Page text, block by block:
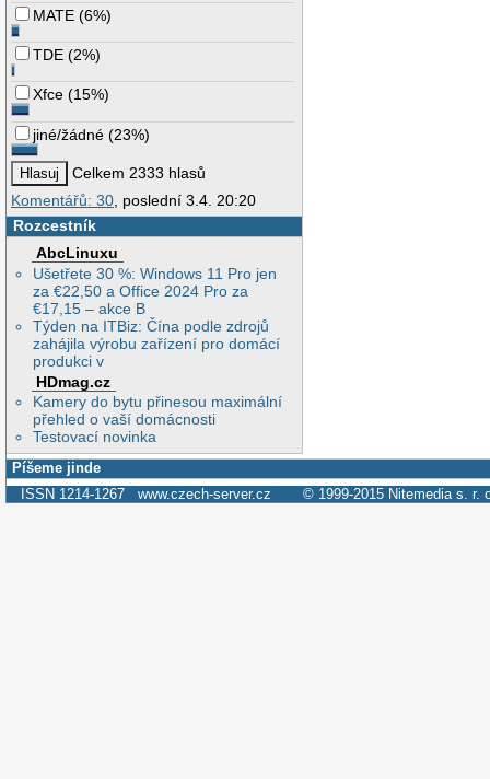
MATE (6%)
TDE (2%)
Xfce (15%)
jiné/žádné (23%)
Celkem 2333 hlasů
Komentářů: 30, poslední 3.4. 20:20
Rozcestník
AbcLinuxu
Ušetřete 30 %: Windows 11 Pro jen
za €22,50 a Office 2024 Pro za
€17,15 – akce B
Týden na ITBiz: Čína podle zdrojů
zahájila výrobu zařízení pro domácí
produkci v
HDmag.cz
Kamery do bytu přinesou maximální
přehled o vaší domácnosti
Testovací novinka
Píšeme jinde
ISSN 1214-1267 www.czech-server.cz © 1999-2015 Nitemedia s. r.